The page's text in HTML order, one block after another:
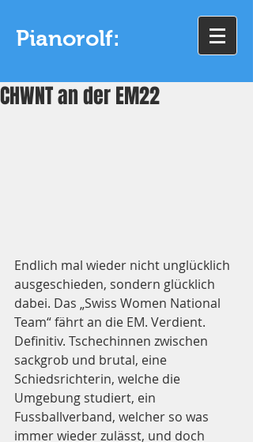
Pianorolf:
CHWNT an der EM22
Endlich mal wieder nicht unglücklich
ausgeschieden, sondern glücklich
dabei. Das „Swiss Women National
Team“ fährt an die EM. Verdient.
Definitiv. Tschechinnen zwischen
sackgrob und brutal, eine
Schiedsrichterin, welche die
Umgebung studiert, ein
Fussballverband, welcher so was
immer wieder zulässt, und doch